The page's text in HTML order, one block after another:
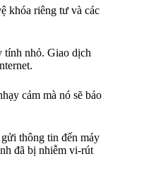
khóa riêng tư và các
tính nhỏ. Giao dịch
cảm mà nó sẽ bảo
thông tin đến máy
đã bị nhiễm vi-rút